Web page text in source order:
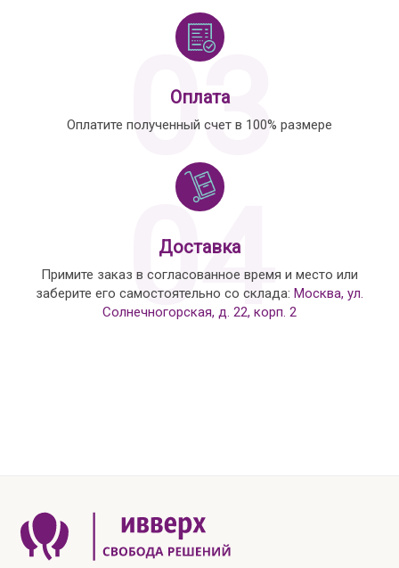
03
Оплата
Оплатите полученный счет в 100% размере
04
Доставка
Примите заказ в согласованное время и место или
заберите его самостоятельно со склада: Москва, ул.
Солнечногорская, д. 22, корп. 2